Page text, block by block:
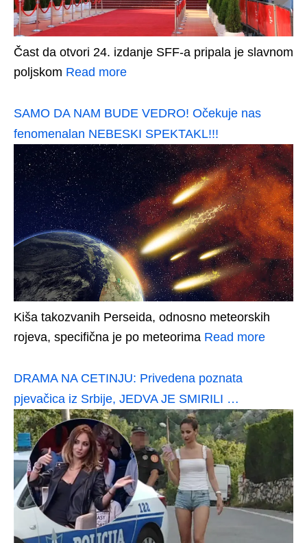
Čast da otvori 24. izdanje SFF-a pripala je slavnom
poljskom Read more
SAMO DA NAM BUDE VEDRO! Očekuje nas
fenomenalan NEBESKI SPEKTAKL!!!
Kiša takozvanih Perseida, odnosno meteorskih
rojeva, specifična je po meteorima Read more
DRAMA NA CETINJU: Privedena poznata
pjevačica iz Srbije, JEDVA JE SMIRILI …